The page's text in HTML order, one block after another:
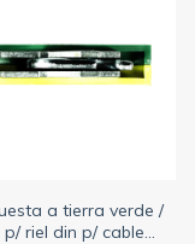
a tierra verde /
riel din p/ cable